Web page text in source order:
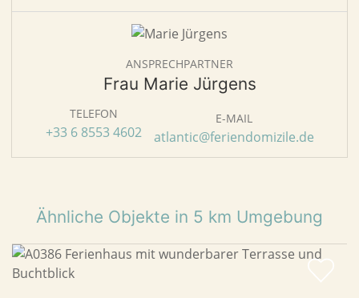
ANSPRECHPARTNER
Frau Marie Jürgens
TELEFON
+33 6 8553 4602
E-MAIL
atlantic@feriendomizile.de
Ähnliche Objekte in 5 km Umgebung